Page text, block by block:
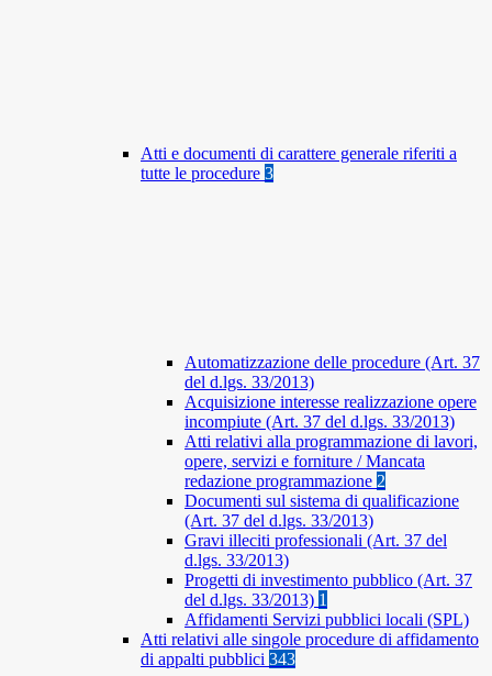
Atti e documenti di carattere generale riferiti a
tutte le procedure 3
Automatizzazione delle procedure (Art. 37
del d.lgs. 33/2013)
Acquisizione interesse realizzazione opere
incompiute (Art. 37 del d.lgs. 33/2013)
Atti relativi alla programmazione di lavori,
opere, servizi e forniture / Mancata
redazione programmazione 2
Documenti sul sistema di qualificazione
(Art. 37 del d.lgs. 33/2013)
Gravi illeciti professionali (Art. 37 del
d.lgs. 33/2013)
Progetti di investimento pubblico (Art. 37
del d.lgs. 33/2013) 1
Affidamenti Servizi pubblici locali (SPL)
Atti relativi alle singole procedure di affidamento
di appalti pubblici 343